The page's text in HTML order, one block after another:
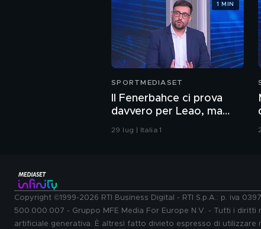
SPORTMEDIASET
Il Fenerbahce ci prova
davvero per Leao, ma
attenzione al derby turco
29 lug | Italia 1
1 MIN
Copyright ©1999-2026 RTI Business Digital - RTI S.p.A.: p. iva
500.000.007 - Gruppo MFE Media For Europe N.V. - Tutti i
artificiale generativa. È altresì fatto divieto espresso di utilizzare